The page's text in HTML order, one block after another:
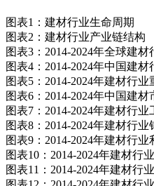
图表1：建材行业生命周期
图表2：建材行业产业链结构
图表3：2014-2024年全球建
图表4：2014-2024年中国建
图表5：2014-2024年建材行
图表6：2014-2024年中国建
图表7：2014-2024年建材行业
图表8：2014-2024年建材行业
图表9：2014-2024年建材行业
图表10：2014-2024年建材行
图表11：2014-2024年建材行